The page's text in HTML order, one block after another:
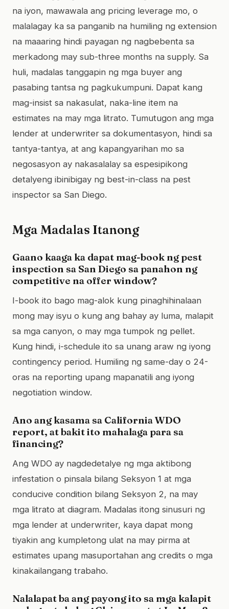
na iyon, mawawala ang pricing leverage mo, o
malalagay ka sa panganib na humiling ng extension
na maaaring hindi payagan ng nagbebenta sa
merkadong may sub-three months na supply. Sa
huli, madalas tanggapin ng mga buyer ang
pasabing tantsa ng pagkukumpuni. Dapat kang
mag-insist sa nakasulat, naka-line item na
estimates na may mga litrato. Tumutugon ang mga
lender at underwriter sa dokumentasyon, hindi sa
tantya-tantya, at ang kapangyarihan mo sa
negosasyon ay nakasalalay sa espesipikong
detalyeng ibinibigay ng best-in-class na pest
inspector sa San Diego.
Mga Madalas Itanong
Gaano kaaga ka dapat mag-book ng pest
inspection sa San Diego sa panahon ng
competitive na offer window?
I-book ito bago mag-alok kung pinaghihinalaan
mong may isyu o kung ang bahay ay luma, malapit
sa mga canyon, o may mga tumpok ng pellet.
Kung hindi, i-schedule ito sa unang araw ng iyong
contingency period. Humiling ng same-day o 24-
oras na reporting upang mapanatili ang iyong
negotiation window.
Ano ang kasama sa California WDO
report, at bakit ito mahalaga para sa
financing?
Ang WDO ay nagdedetalye ng mga aktibong
infestation o pinsala bilang Seksyon 1 at mga
conducive condition bilang Seksyon 2, na may
mga litrato at diagram. Madalas itong sinusuri ng
mga lender at underwriter, kaya dapat mong
tiyakin ang kumpletong ulat na may pirma at
estimates upang masuportahan ang credits o mga
kinakailangang trabaho.
Nalalapat ba ang payong ito sa mga kalapit